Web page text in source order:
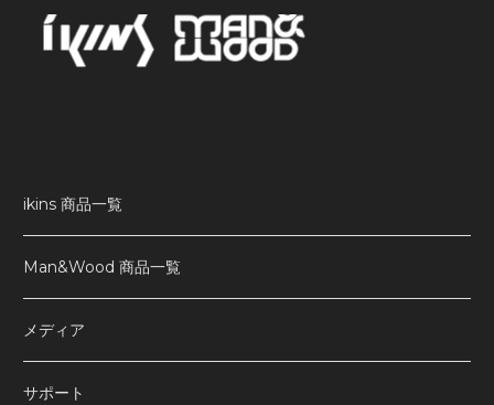
ikins 商品一覧
Man&Wood 商品一覧
メディア
サポート